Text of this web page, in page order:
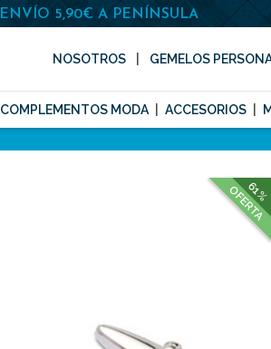
ENVÍO 5,90€ A PENÍNSULA
NOSOTROS GEMELOS
COMPLEMENTOS MODA ACCESORIOS
61%
OFERTA